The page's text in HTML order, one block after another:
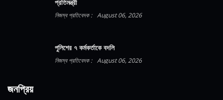
প্রতিমন্ত্রী
নিজস্ব প্রতিবেদক : August 06, 2026
পুলিশের ৭ কর্মকর্তাকে বদলি
নিজস্ব প্রতিবেদক : August 06, 2026
জনপ্রিয়